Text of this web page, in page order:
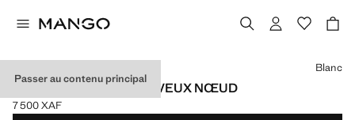
Passer au contenu principal
ÉLASTIQUE POUR CHEVEUX NŒUD
Prix actuel [7 500 XAF ]
7 500 XAF
Choisissez une couleur
Blanc